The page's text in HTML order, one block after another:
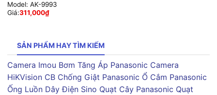
Model: AK-9993
Giá:311,000₫
SẢN PHẨM HAY TÌM KIẾM
Camera Imou Bơm Tăng Áp Panasonic Camera
HiKVision CB Chống Giật Panasonic Ổ Cắm Panasonic
Ống Luồn Dây Điện Sino Quạt Cây Panasonic Quạt